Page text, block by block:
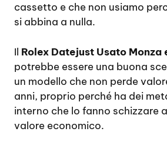
cassetto e che non usiamo
si abbina a nulla.
Il Rolex Datejust Usato Monza
potrebbe essere una buona
un modello che non perde
anni, proprio perché ha dei
interno che lo fanno schizzare
valore economico.